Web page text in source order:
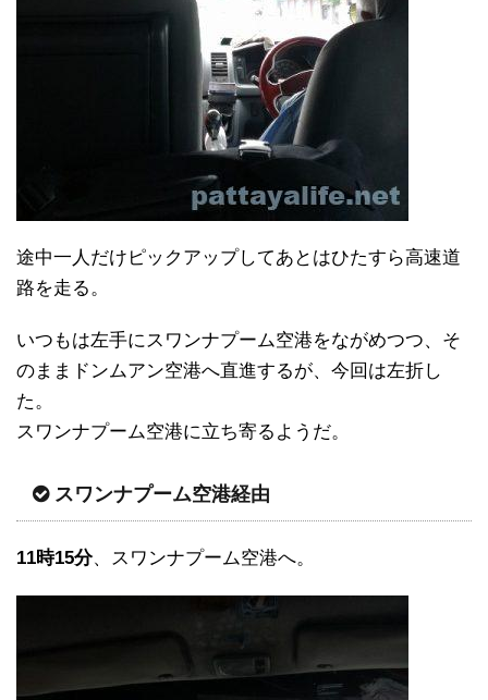
途中一人だけピックアップしてあとはひたすら高速道
路を走る。
いつもは左手にスワンナプーム空港をながめつつ、そ
のままドンムアン空港へ直進するが、今回は左折し
た。
スワンナプーム空港に立ち寄るようだ。
スワンナプーム空港経由
11時15分、スワンナプーム空港へ。